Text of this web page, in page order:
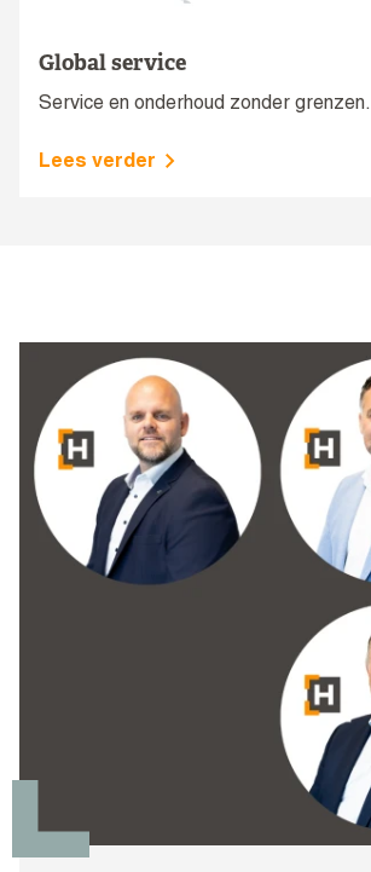
Global service
Service en onderhoud zonder grenzen.
Lees verder